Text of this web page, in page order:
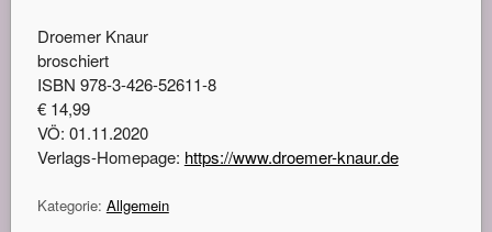
Droemer Knaur
broschiert
ISBN 978-3-426-52611-8
€ 14,99
VÖ: 01.11.2020
Verlags-Homepage: https://www.droemer-knaur.de
Kategorie: Allgemein